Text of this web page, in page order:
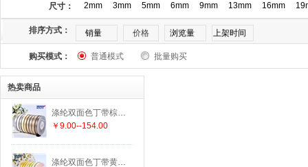
115 123 141 146 148 149 150
169 174 175 176
尺寸： 2mm 3mm 5mm 6mm 9mm 13mm 16mm
排序方式： 销量 价格 浏览量 上架时间
购买模式： 普通模式 批量购买
热卖商品
涤纶双面色丁带棕色系列25种颜色 19种尺寸
￥9.00--154.00
涤纶双面色丁带黄色系列29种颜色 19种尺寸